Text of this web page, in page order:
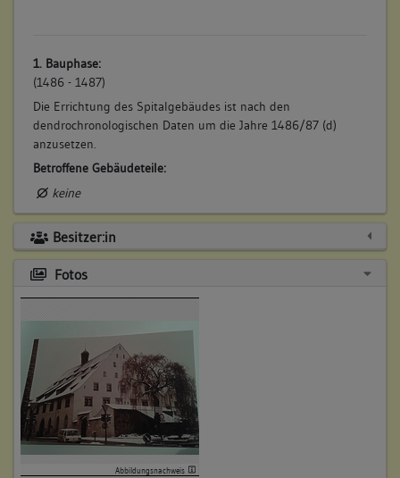
1. Bauphase:
(1486 - 1487)
Die Errichtung des Spitalgebäudes ist nach den
dendrochronologischen Daten um die Jahre 1486/87 (d)
anzusetzen.
Betroffene Gebäudeteile:
keine
Besitzer:in
Fotos
Abbildungsnachweis